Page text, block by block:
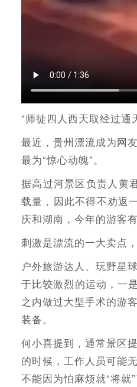
“师徒四人西天取经过通
最近，贵州漂流成为网
最为“惊心动魄”。
据高过河景区负责人黄
载量，因此不得不劝返
庆和湖南，今年的游客
刺激是漂流的一大卖点
户外旅游达人、玩野星
于比较激烈的运动，一
之内做过大型手术的游
装备。
何小喜提到，通常景区
的时候，工作人员可能
不能因为怕麻烦就“将就”